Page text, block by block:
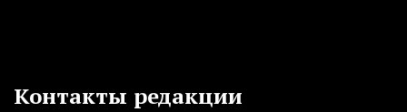
Контакты редакции